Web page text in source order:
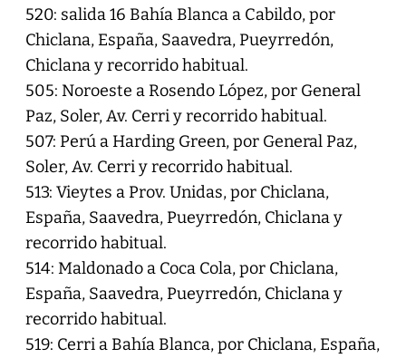
520: salida 16 Bahía Blanca a Cabildo, por
Chiclana, España, Saavedra, Pueyrredón,
Chiclana y recorrido habitual.
505: Noroeste a Rosendo López, por General
Paz, Soler, Av. Cerri y recorrido habitual.
507: Perú a Harding Green, por General Paz,
Soler, Av. Cerri y recorrido habitual.
513: Vieytes a Prov. Unidas, por Chiclana,
España, Saavedra, Pueyrredón, Chiclana y
recorrido habitual.
514: Maldonado a Coca Cola, por Chiclana,
España, Saavedra, Pueyrredón, Chiclana y
recorrido habitual.
519: Cerri a Bahía Blanca, por Chiclana, España,